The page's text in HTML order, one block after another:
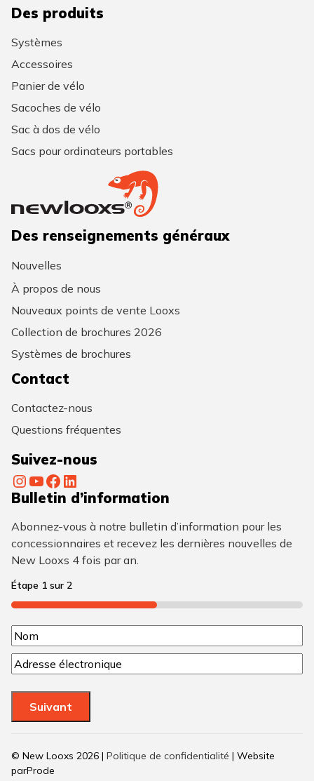
Des produits
Systèmes
Accessoires
Panier de vélo
Sacoches de vélo
Sac à dos de vélo
Sacs pour ordinateurs portables
Des renseignements généraux
Nouvelles
À propos de nous
Nouveaux points de vente Looxs
Collection de brochures 2026
Systèmes de brochures
Contact
Contactez-nous
Questions fréquentes
Suivez-nous
InstagramYouTube Facebook LinkedIn
Bulletin d’information
Abonnez-vous à notre bulletin d’information pour les
concessionnaires et recevez les dernières nouvelles de
New Looxs 4 fois par an.
Étape 1 sur 2
50%
N
o
m
N
é
c
N
o
C
o
u
e
Suivant
© New Looxs 2026 | Politique de confidentialité | Website
parProde